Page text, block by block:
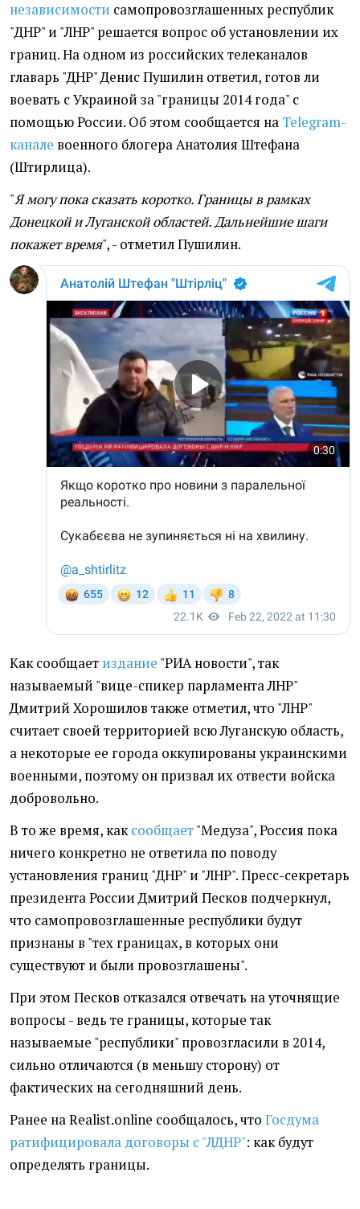
независимости самопровозглашенных республик
"ДНР" и "ЛНР" решается вопрос об установлении их
границ. На одном из российских телеканалов
главарь "ДНР" Денис Пушилин ответил, готов ли
воевать с Украиной за "границы 2014 года" с
помощью России. Об этом сообщается на Telegram-
канале военного блогера Анатолия Штефана
(Штирлица).
"Я могу пока сказать коротко. Границы в рамках
Донецкой и Луганской областей. Дальнейшие шаги
покажет время", - отметил Пушилин.
Как сообщает издание "РИА новости", так
называемый "вице-спикер парламента ЛНР"
Дмитрий Хорошилов также отметил, что "ЛНР"
считает своей территорией всю Луганскую область,
а некоторые ее города оккупированы украинскими
военными, поэтому он призвал их отвести войска
добровольно.
В то же время, каксообщает"Медуза", Россия пока
ничего конкретно не ответила по поводу
установления границ "ДНР" и "ЛНР". Пресс-секретарь
президента России Дмитрий Песков подчеркнул,
что самопровозглашенные республики будут
признаны в "тех границах, в которых они
существуют и были провозглашены".
При этом Песков отказался отвечать на уточнящие
вопросы - ведь те границы, которые так
называемые "республики" провозгласили в 2014,
сильно отличаются (в меньшу сторону) от
фактических на сегодняшний день.
Ранее на Realist.online сообщалось, что Госдума
ратифицировала договоры с "ЛДНР": как будут
определять границы.